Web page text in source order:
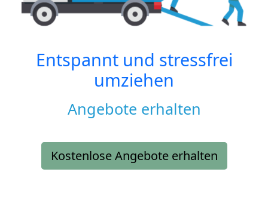
Entspannt und stressfrei
umziehen
Angebote erhalten
Kostenlose Angebote erhalten